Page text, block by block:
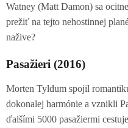
Watney (Matt Damon) sa
prežiť na tejto nehostinnej
nažive?
Pasažieri (2016)
Morten Tyldum spojil
dokonalej harmónie a vznikli
ďalšími 5000 pasažiermi